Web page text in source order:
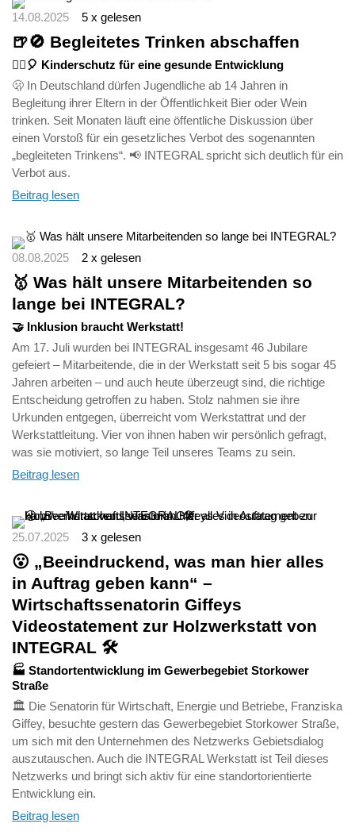
14.08.2025 5 x gelesen
🍺🚫 Begleitetes Trinken abschaffen
🤸‍♀️🎈 Kinderschutz für eine gesunde Entwicklung
🫢 In Deutschland dürfen Jugendliche ab 14 Jahren in
Begleitung ihrer Eltern in der Öffentlichkeit Bier oder Wein
trinken. Seit Monaten läuft eine öffentliche Diskussion über
einen Vorstoß für ein gesetzliches Verbot des sogenannten
„begleiteten Trinkens“. 📢 INTEGRAL spricht sich deutlich für ein
Verbot aus.
Beitrag lesen
08.08.2025 2 x gelesen
🥇 Was hält unsere Mitarbeitenden so
lange bei INTEGRAL?
🤝 Inklusion braucht Werkstatt!
Am 17. Juli wurden bei INTEGRAL insgesamt 46 Jubilare
gefeiert – Mitarbeitende, die in der Werkstatt seit 5 bis sogar 45
Jahren arbeiten – und auch heute überzeugt sind, die richtige
Entscheidung getroffen zu haben. Stolz nahmen sie ihre
Urkunden entgegen, überreicht vom Werkstattrat und der
Werkstattleitung. Vier von ihnen haben wir persönlich gefragt,
was sie motiviert, so lange Teil unseres Teams zu sein.
Beitrag lesen
25.07.2025 3 x gelesen
😮 „Beeindruckend, was man hier alles
in Auftrag geben kann“ –
Wirtschaftssenatorin Giffeys
Videostatement zur Holzwerkstatt von
INTEGRAL 🛠️
🏭 Standortentwicklung im Gewerbegebiet Storkower
Straße
🏛️ Die Senatorin für Wirtschaft, Energie und Betriebe, Franziska
Giffey, besuchte gestern das Gewerbegebiet Storkower Straße,
um sich mit den Unternehmen des Netzwerks Gebietsdialog
auszutauschen. Auch die INTEGRAL Werkstatt ist Teil dieses
Netzwerks und bringt sich aktiv für eine standortorientierte
Entwicklung ein.
Beitrag lesen